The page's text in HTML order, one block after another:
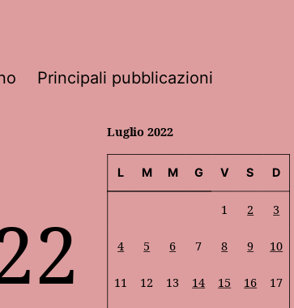
Principali pubblicazioni
Luglio 2022
L M M G V S D
1 2 3
4 5 6 7 8 9 10
11 12 13 14 15 16 17